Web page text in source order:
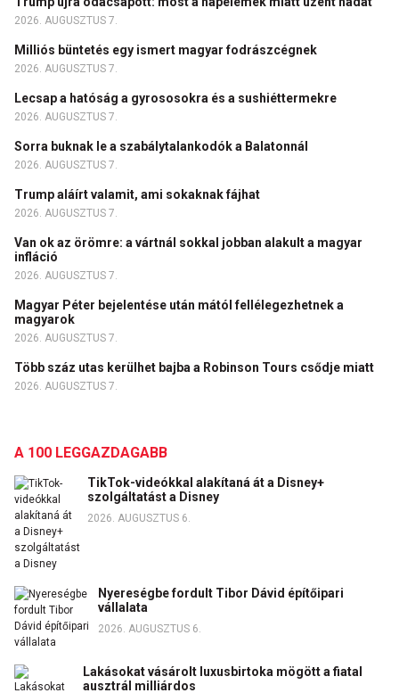
2026. AUGUSZTUS 7.
Milliós büntetés egy ismert magyar fodrászcégnek
2026. AUGUSZTUS 7.
Lecsap a hatóság a gyrososokra és a sushiéttermekre
2026. AUGUSZTUS 7.
Sorra buknak le a szabálytalankodók a Balatonnál
2026. AUGUSZTUS 7.
Trump aláírt valamit, ami sokaknak fájhat
2026. AUGUSZTUS 7.
Van ok az örömre: a vártnál sokkal jobban alakult a magyar
infláció
2026. AUGUSZTUS 7.
Magyar Péter bejelentése után mától fellélegezhetnek a
magyarok
2026. AUGUSZTUS 7.
Több száz utas kerülhet bajba a Robinson Tours csődje miatt
2026. AUGUSZTUS 7.
A 100 LEGGAZDAGABB
TikTok-videókkal alakítaná át a Disney+
szolgáltatást a Disney
2026. AUGUSZTUS 6.
Nyereségbe fordult Tibor Dávid építőipari
vállalata
2026. AUGUSZTUS 6.
Lakásokat vásárolt luxusbirtoka mögött a fiatal
ausztrál milliárdos